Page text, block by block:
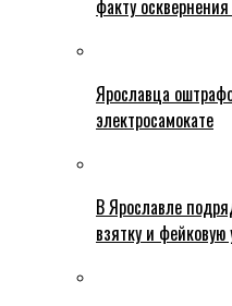
факту
Ярославца
электросамокате
В Ярославле
взятку и фейковую